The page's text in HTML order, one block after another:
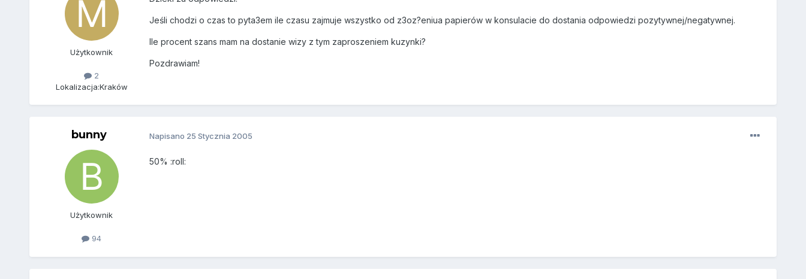
Użytkownik
2
Lokalizacja:Kraków
Jeśli chodzi o czas to pyta3em ile czasu zajmuje wszystko od z3oz?eniua papierów w konsulacie do dostania odpowiedzi pozytywnej/negatywnej.
Ile procent szans mam na dostanie wizy z tym zaproszeniem kuzynki?
Pozdrawiam!
bunny
Użytkownik
94
Napisano 25 Stycznia 2005
50% :roll: